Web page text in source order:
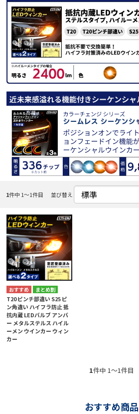
1件中 1〜1件目 並び替え
まとめ割
T20 ピンチ部違い S25 ピ
ン角違い ハイフラ防止 抵
抗内蔵 LEDバルブ アンバ
ー メタルステルス ハイル
ーメン ウインカー ウィン
カー
1件中 1〜1件目
おすすめ商品